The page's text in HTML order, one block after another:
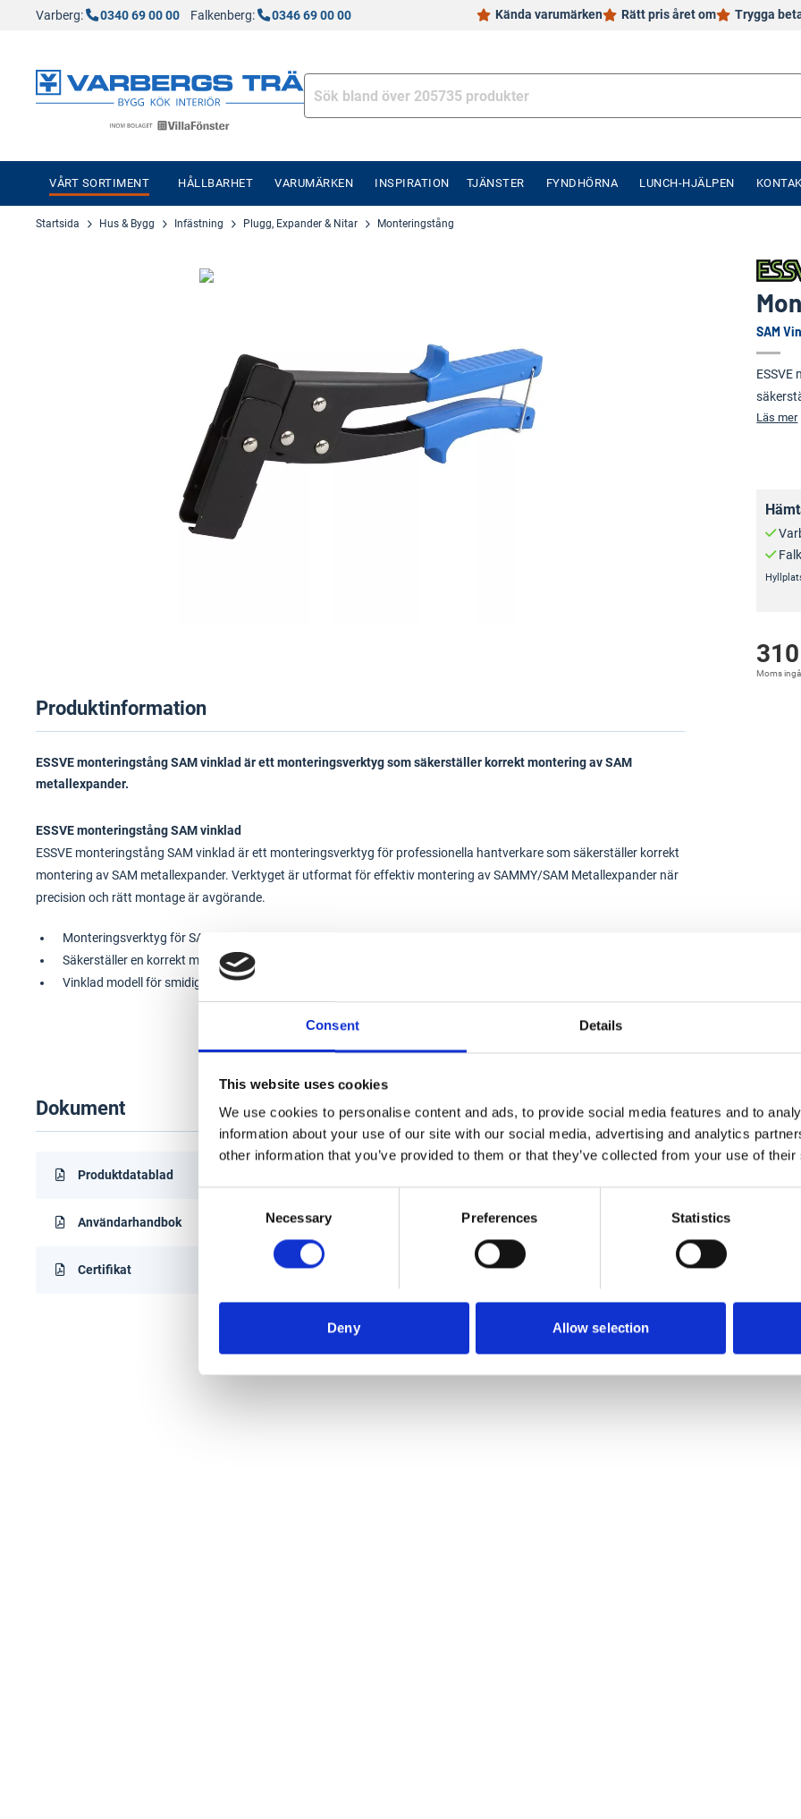
Consent Details
This website uses cookies
We use cookies to personalise content and ads, to provide social media features and to
information about your use of our site with our social media, advertising and analytics
other information that you’ve provided to them or that they’ve collected from your use of
Necessary Preferences Statistics
Deny Allow selection
Varberg: 0340 69 00 00 Falkenberg: 0346 69 00 00 Kända varumärken Rätt pris året om Trygga
VÅRT SORTIMENT HÅLLBARHET VARUMÄRKEN INSPIRATION TJÄNSTER FYNDHÖRNA LUNCH-HJÄLPEN
Startsida Hus & Bygg Infästning Plugg, Expander & Nitar Monteringstång
SAM
Läs mer
310
Moms
Produktinformation
ESSVE monteringstång SAM vinklad är ett monteringsverktyg som säkerställer korrekt montering av SAM
metallexpander.
ESSVE monteringstång SAM vinklad
ESSVE monteringstång SAM vinklad är ett monteringsverktyg för professionella hantverkare som säkerställer korrekt
montering av SAM metallexpander. Verktyget är utformat för effektiv montering av SAMMY/SAM Metallexpander när
precision och rätt montage är avgörande.
Monteringsverktyg för SAM metallexpander
Säkerställer en korrekt montering
Vinklad modell för smidig hantering
Dokument
Produktdatablad
Användarhandbok
Certifikat